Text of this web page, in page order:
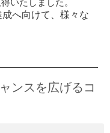
へ向けて、様々な
ンスを広げるコ